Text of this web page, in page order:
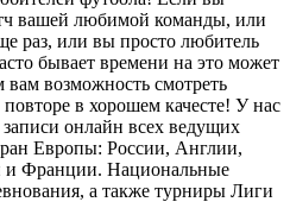
вашей любимой команды, или
раз, или вы просто любитель
бывает времени на это может
вам возможность смотреть
в хорошем качесте! У нас
онлайн всех ведущих
Европы: России, Англии,
и Франции. Национальные
а также турниры Лиги